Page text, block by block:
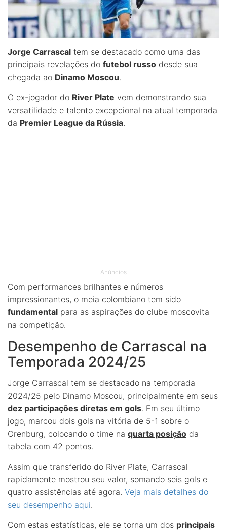
Jorge Carrascal tem se destacado como uma das
principais revelações do futebol russo desde sua
chegada ao Dinamo Moscou.
O ex-jogador do River Plate vem demonstrando sua
versatilidade e talento excepcional na atual temporada
da Premier League da Rússia.
Anúncios
Com performances brilhantes e números
impressionantes, o meia colombiano tem sido
fundamental para as aspirações do clube moscovita
na competição.
Desempenho de Carrascal na
Temporada 2024/25
Jorge Carrascal tem se destacado na temporada
2024/25 pelo Dinamo Moscou, principalmente em seus
dez participações diretas em gols. Em seu último
jogo, marcou dois gols na vitória de 5-1 sobre o
Orenburg, colocando o time na quarta posição da
tabela com 42 pontos.
Assim que transferido do River Plate, Carrascal
rapidamente mostrou seu valor, somando seis gols e
quatro assistências até agora. Veja mais detalhes do
seu desempenho aqui.
Com estas estatísticas, ele se torna um dos principais